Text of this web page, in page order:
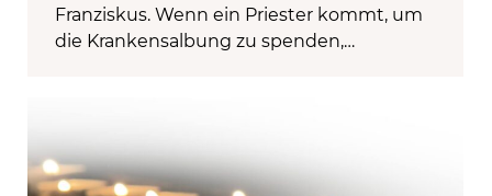
Franziskus. Wenn ein Priester kommt, um
die Krankensalbung zu spenden,…